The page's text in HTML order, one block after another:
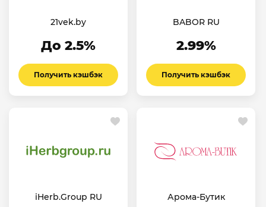
21vek.by
До 2.5%
Получить кэшбэк
BABOR RU
2.99%
Получить кэшбэк
iHerb.Group RU Арома-Бутик